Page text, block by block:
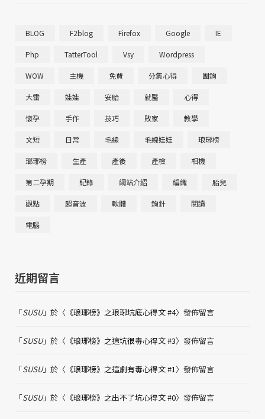
BLOG F2blog Firefox Google IE
Php TatterTool Vsy Wordpress
WOW 主機 免費 分集心得 團鉤
大雷 娃娃 安胎 就醫 心得
懷孕 手作 技巧 敗家 教學
文短 日常 毛線 毛線娃娃 琅琊榜
瑯琊榜 生產 產後 產檢 相機
第二孕期 紀錄 網站介紹 編織 胎兒
觀點 超音波 軟體 鉤針 閱讀
電腦
近期留言
「SUSU」於〈 《琅琊榜》之琅琊坑底心得文 #4〉發佈留言
「SUSU」於〈 《琅琊榜》之這坑很毒心得文 #3〉發佈留言
「SUSU」於〈 《琅琊榜》之這劇有毒心得文 #1〉發佈留言
「SUSU」於〈 《琅琊榜》之出不了坑心得文 #0〉發佈留言